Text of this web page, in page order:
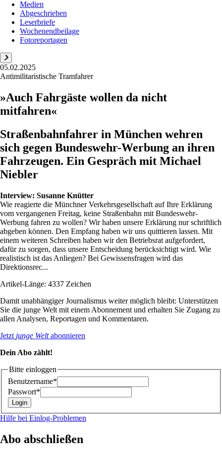
Medien
Abgeschrieben
Leserbriefe
Wochenendbeilage
Fotoreportagen
05.02.2025
Antimilitaristische Tramfahrer
»Auch Fahrgäste wollen da nicht
mitfahren«
Straßenbahnfahrer in München wehren
sich gegen Bundeswehr-Werbung an ihren
Fahrzeugen. Ein Gespräch mit Michael
Niebler
Interview: Susanne Knütter
Wie reagierte die Münchner Verkehrsgesellschaft auf Ihre Erklärung
vom vergangenen Freitag, keine Straßenbahn mit Bundeswehr-
Werbung fahren zu wollen? Wir haben unsere Erklärung nur schriftlich
abgeben können. Den Empfang haben wir uns quittieren lassen. Mit
einem weiteren Schreiben haben wir den Betriebsrat aufgefordert,
dafür zu sorgen, dass unsere Entscheidung berücksichtigt wird. Wie
realistisch ist das Anliegen? Bei Gewissensfragen wird das
Direktionsrec...
Artikel-Länge: 4337 Zeichen
Damit unabhängiger Journalismus weiter möglich bleibt: Unterstützen
Sie die junge Welt mit einem Abonnement und erhalten Sie Zugang zu
allen Analysen, Reportagen und Kommentaren.
Jetzt junge Weltabonnieren
Dein Abo zählt!
Bitte einloggen
Benutzername*
Passwort*
Hilfe bei Einlog-Problemen
Abo abschließen